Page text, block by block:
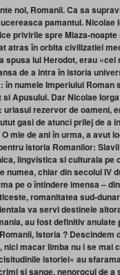
noi, Romanii. Ca sa
pamantul. Nicolae
privirile spre Miaza-
atras în orbita civilizatiei
lui Herodot, erau «cel
de a intra în istoria
numele Imperiului Roman
Apusului. Dar Nicolae
rezervor de oameni,
gasi de atunci prilej de a
mie de ani în urma, a avut
istoria Romanilor:
lingvistica si culturala
chiar din secolul IV
pe o întindere imensa –
romanitatea sud-
va servi destinele
au fost definitiv
Istoria ? Descindem
macar limba nu i se mai
istoriei» au
si sange, nenorocul de a